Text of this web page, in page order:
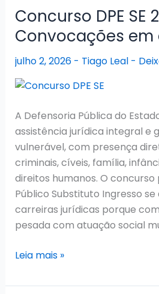
2026:
Histórico
de
Assistente
e
Vistoriador
Concurso DPE SE
Convocações
julho 2, 2026 - Tiago Leal -
A Defensoria Pública do
assistência jurídica integral e
vulnerável, com presença
criminais, cíveis, família,
direitos humanos. O
Público Substituto Ingresso
carreiras jurídicas porque
pesada com atuação social
Concurso
SE
Leia mais »